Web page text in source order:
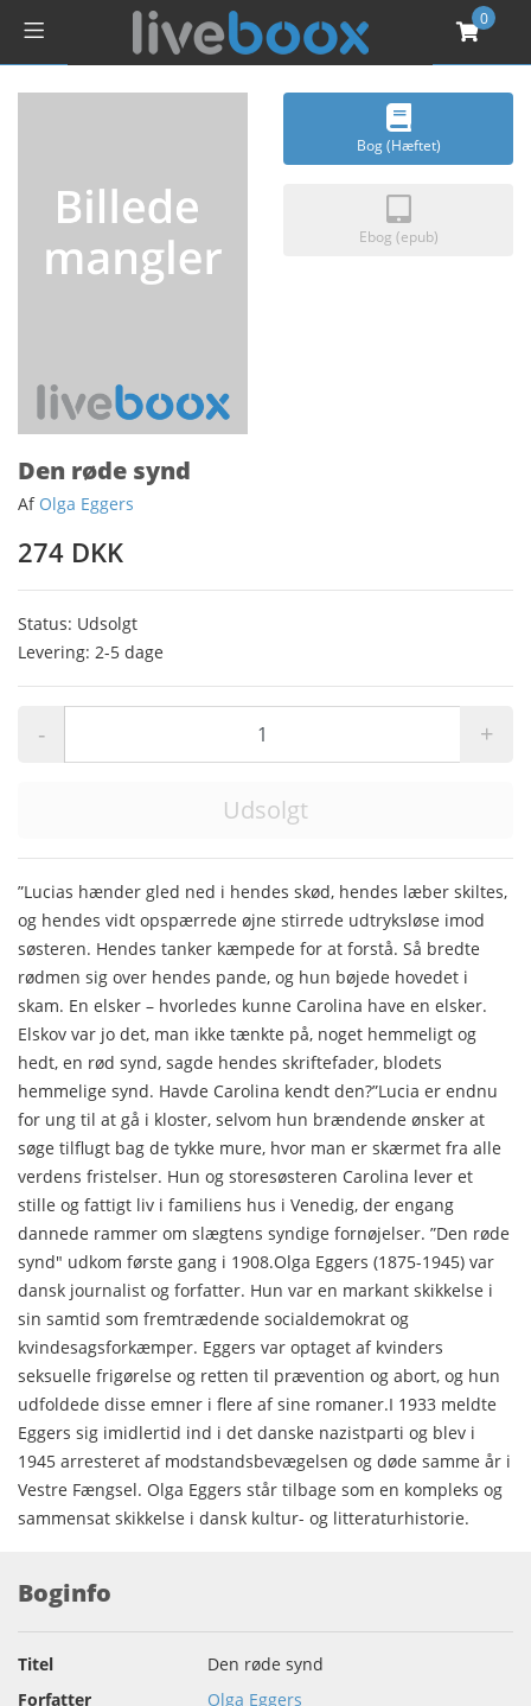
0
Bog (Hæftet)
Ebog (epub)
Den røde synd
Af Olga Eggers
274 DKK
Status: Udsolgt
Levering: 2-5 dage
- +
Udsolgt
”Lucias hænder gled ned i hendes skød, hendes læber skiltes,
og hendes vidt opspærrede øjne stirrede udtryksløse imod
søsteren. Hendes tanker kæmpede for at forstå. Så bredte
rødmen sig over hendes pande, og hun bøjede hovedet i
skam. En elsker – hvorledes kunne Carolina have en elsker.
Elskov var jo det, man ikke tænkte på, noget hemmeligt og
hedt, en rød synd, sagde hendes skriftefader, blodets
hemmelige synd. Havde Carolina kendt den?”Lucia er endnu
for ung til at gå i kloster, selvom hun brændende ønsker at
søge tilflugt bag de tykke mure, hvor man er skærmet fra alle
verdens fristelser. Hun og storesøsteren Carolina lever et
stille og fattigt liv i familiens hus i Venedig, der engang
dannede rammer om slægtens syndige fornøjelser. ”Den røde
synd" udkom første gang i 1908.Olga Eggers (1875-1945) var
dansk journalist og forfatter. Hun var en markant skikkelse i
sin samtid som fremtrædende socialdemokrat og
kvindesagsforkæmper. Eggers var optaget af kvinders
seksuelle frigørelse og retten til prævention og abort, og hun
udfoldede disse emner i flere af sine romaner.I 1933 meldte
Eggers sig imidlertid ind i det danske nazistparti og blev i
1945 arresteret af modstandsbevægelsen og døde samme år i
Vestre Fængsel. Olga Eggers står tilbage som en kompleks og
sammensat skikkelse i dansk kultur- og litteraturhistorie.
Boginfo
Titel
Den røde synd
Forfatter
Olga Eggers